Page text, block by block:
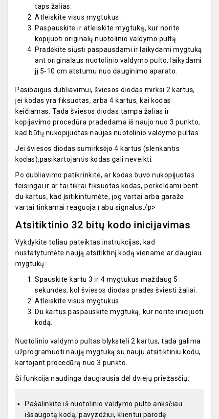
taps žalias.
Atleiskite visus mygtukus.
Paspauskite ir atleiskite mygtuką, kur norite
kopijuoti originalų nuotolinio valdymo pultą.
Pradėkite siųsti paspausdami ir laikydami mygtuką
ant originalaus nuotolinio valdymo pulto, laikydami
jį 5-10 cm atstumu nuo dauginimo aparato.
Pasibaigus dubliavimui, šviesos diodas mirksi 2 kartus,
jei kodas yra fiksuotas, arba 4 kartus, kai kodas
keičiamas. Tada šviesos diodas tampa žalias ir
kopijavimo procedūra pradedama iš naujo nuo 3 punkto,
kad būtų nukopijuotas naujas nuotolinio valdymo pultas.
Jei šviesos diodas sumirksėjo 4 kartus (slenkantis
kodas),pasikartojantis kodas gali neveikti.
Po dubliavimo patikrinkite, ar kodas buvo nukopijuotas
teisingai ir ar tai tikrai fiksuotas kodas, perkeldami bent
du kartus, kad įsitikintumėte, jog vartai arba garažo
vartai tinkamai reaguoja į abu signalus./p>
Atsitiktinio 32 bitų kodo inicijavimas
Vykdykite toliau pateiktas instrukcijas, kad
nustatytumėte naują atsitiktinį kodą viename ar daugiau
mygtukų:
Spauskite kartu 3 ir 4 mygtukus maždaug 5
sekundes, kol šviesos diodas pradės šviesti žaliai.
Atleiskite visus mygtukus.
Du kartus paspauskite mygtuką, kur norite inicijuoti
kodą.
Nuotolinio valdymo pultas blyksteli 2 kartus, tada galima
užprogramuoti naują mygtuką su nauju atsitiktiniu kodu,
kartojant procedūrą nuo 3 punkto.
Ši funkcija naudinga daugiausia dėl dviejų priežasčių:
Pašalinkite iš nuotolinio valdymo pulto anksčiau
išsaugotą kodą, pavyzdžiui, klientui parodę